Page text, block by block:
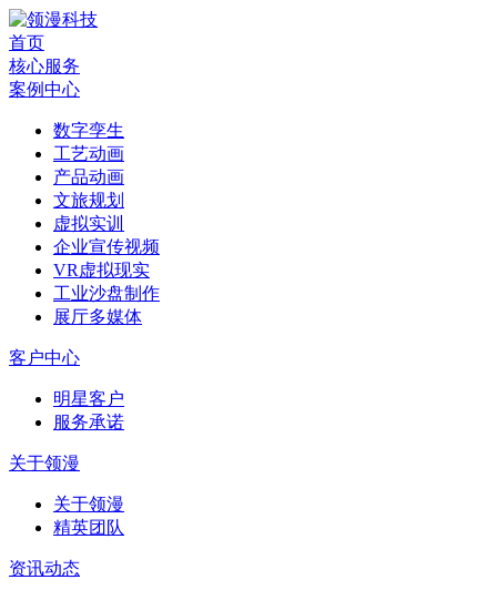
首页
核心服务
案例中心
数字孪生
工艺动画
产品动画
文旅规划
虚拟实训
企业宣传视频
VR虚拟现实
工业沙盘制作
展厅多媒体
客户中心
明星客户
服务承诺
关于领漫
关于领漫
精英团队
资讯动态